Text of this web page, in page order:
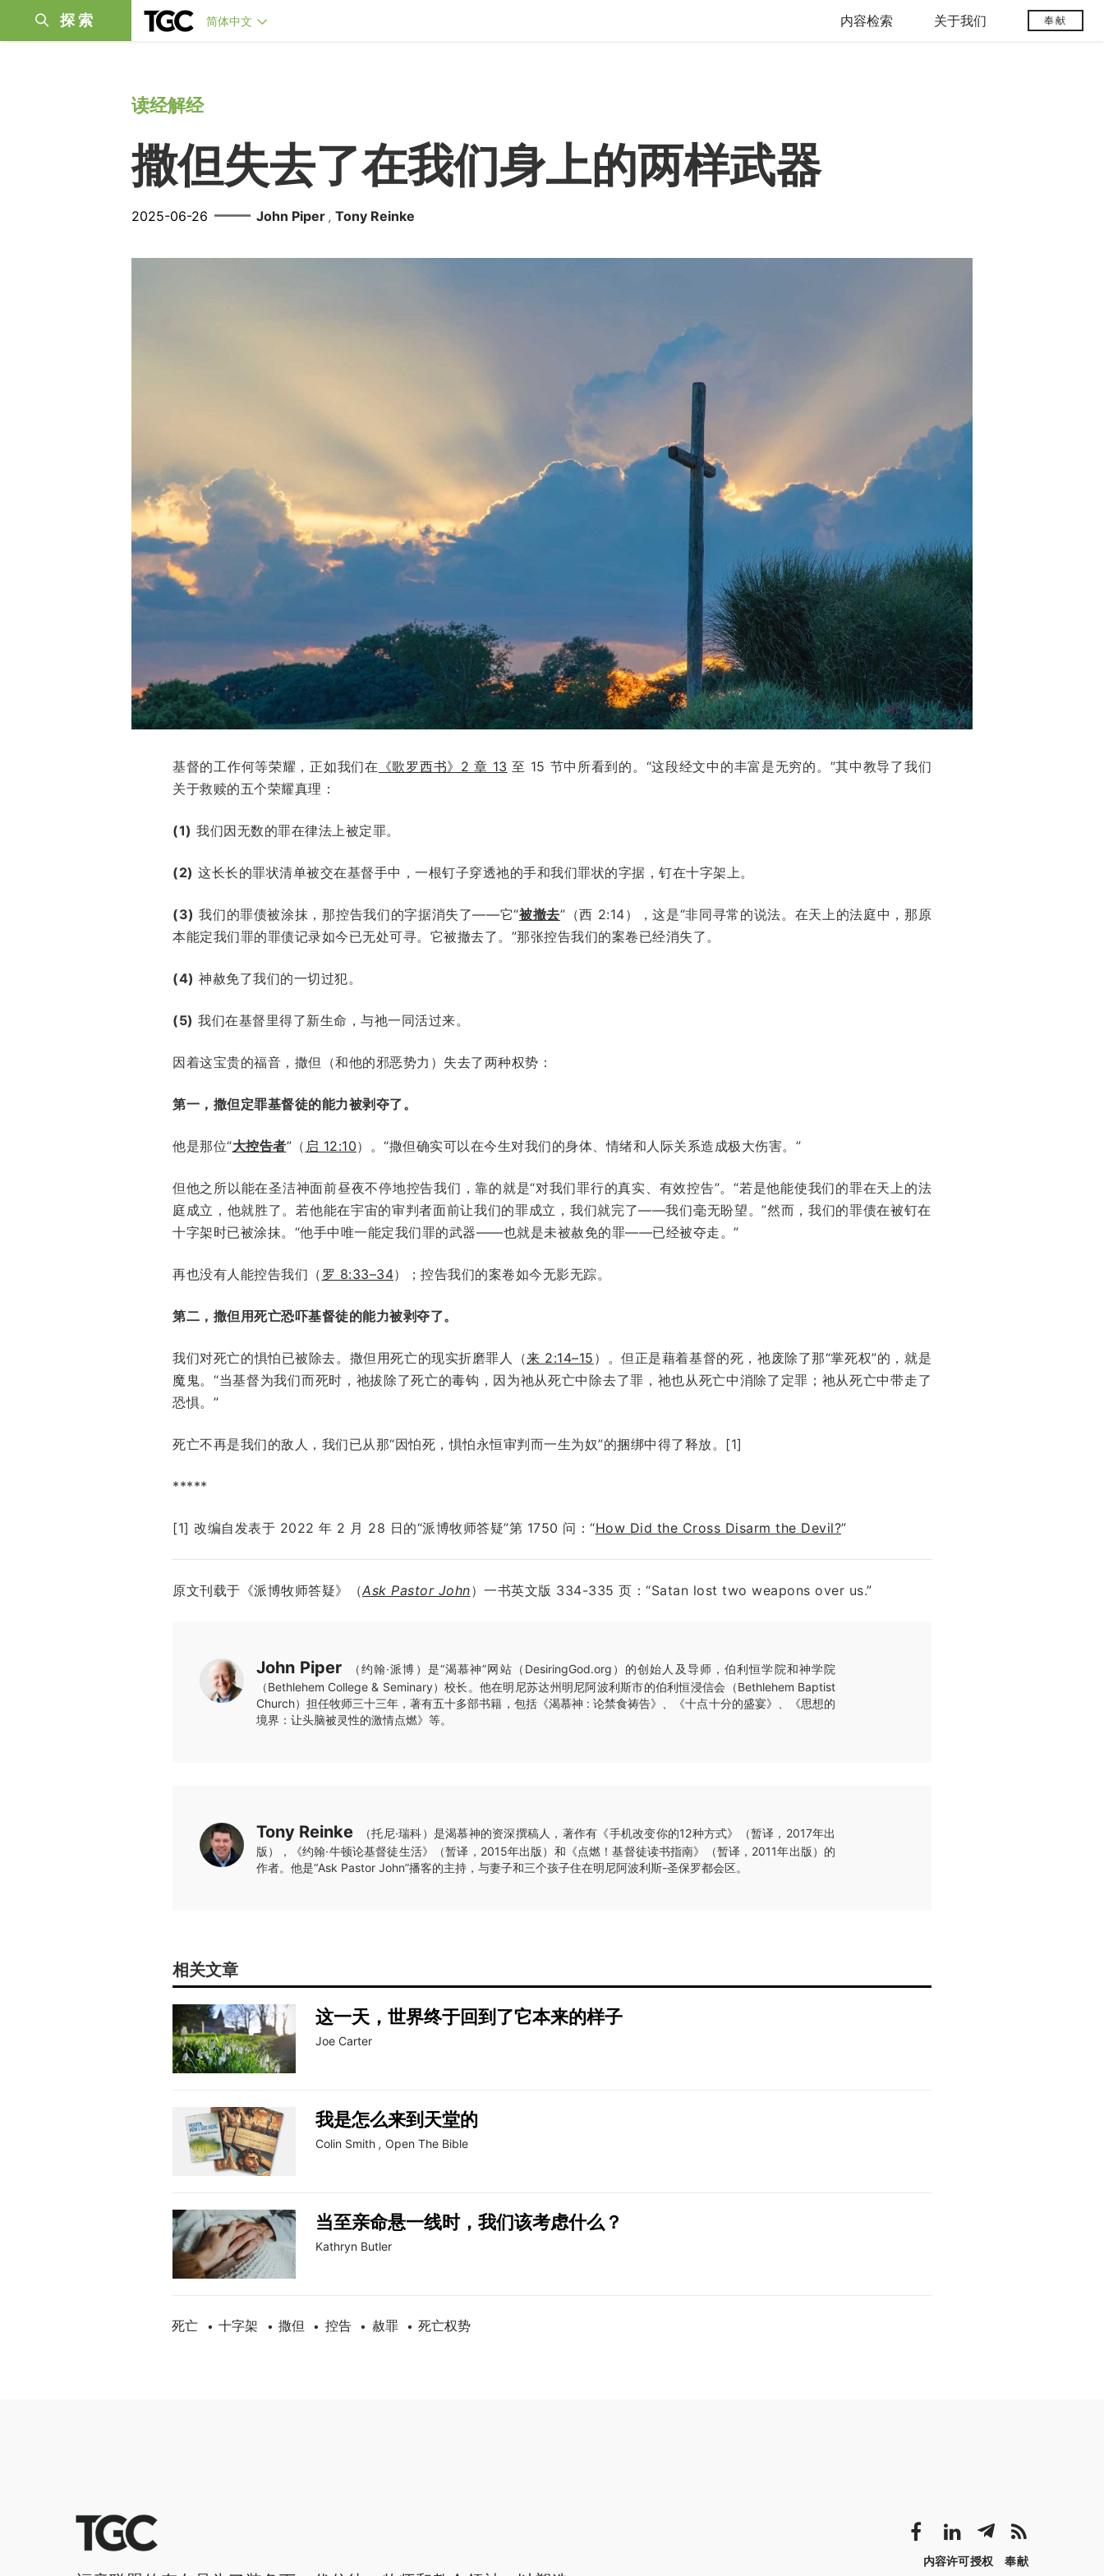
探索 简体中文 内容检索 关于我们 奉献
读经解经
撒但失去了在我们身上的两样武器
2025-06-26 —— John Piper , Tony Reinke
基督的工作何等荣耀，正如我们在 《歌罗西书》2 章 13 至 15 节中所看到的。“这段经文中的丰富是无穷的。”其中教导了我们
关于救赎的五个荣耀真理：
(1) 我们因无数的罪在律法上被定罪。
(2) 这长长的罪状清单被交在基督手中，一根钉子穿透祂的手和我们罪状的字据，钉在十字架上。
(3) 我们的罪债被涂抹，那控告我们的字据消失了——它“被撤去”（西 2:14），这是“非同寻常的说法。在天上的法庭中，那原
本能定我们罪的罪债记录如今已无处可寻。它被撤去了。”那张控告我们的案卷已经消失了。
(4) 神赦免了我们的一切过犯。
(5) 我们在基督里得了新生命，与祂一同活过来。
因着这宝贵的福音，撒但（和他的邪恶势力）失去了两种权势：
第一，撒但定罪基督徒的能力被剥夺了。
他是那位“大控告者”（ 启 12:10）。“撒但确实可以在今生对我们的身体、情绪和人际关系造成极大伤害。”
但他之所以能在圣洁神面前昼夜不停地控告我们，靠的就是“对我们罪行的真实、有效控告”。“若是他能使我们的罪在天上的法
庭成立，他就胜了。若他能在宇宙的审判者面前让我们的罪成立，我们就完了——我们毫无盼望。”然而，我们的罪债在被钉在
十字架时已被涂抹。“他手中唯一能定我们罪的武器——也就是未被赦免的罪——已经被夺走。”
再也没有人能控告我们（ 罗 8:33–34）；控告我们的案卷如今无影无踪。
第二，撒但用死亡恐吓基督徒的能力被剥夺了。
我们对死亡的惧怕已被除去。撒但用死亡的现实折磨罪人（来 2:14–15 ）。但正是藉着基督的死，祂废除了那“掌死权”的，就是
魔鬼。“当基督为我们而死时，祂拔除了死亡的毒钩，因为祂从死亡中除去了罪，祂也从死亡中消除了定罪；祂从死亡中带走了
恐惧。”
死亡不再是我们的敌人，我们已从那“因怕死，惧怕永恒审判而一生为奴”的捆绑中得了释放。[1]
*****
[1] 改编自发表于 2022 年 2 月 28 日的“派博牧师答疑”第 1750 问：“How Did the Cross Disarm the Devil?”
原文刊载于《派博牧师答疑》（Ask Pastor John）一书英文版 334-335 页：“Satan lost two weapons over us.”
John Piper
（约翰·派博）是“渴慕神”网站（DesiringGod.org）的创始人及导师，伯利恒学院和神学院
（Bethlehem College & Seminary）校长。他在明尼苏达州明尼阿波利斯市的伯利恒浸信会（Bethlehem Baptist
Church）担任牧师三十三年，著有五十多部书籍，包括《渴慕神 : 论禁食祷告》、《十点十分的盛宴》、《思想的
境界：让头脑被灵性的激情点燃》等。
Tony Reinke
（托尼·瑞科）是渴慕神的资深撰稿人，著作有《手机改变你的12种方式》（暂译，2017年出
版），《约翰·牛顿论基督徒生活》（暂译，2015年出版）和《点燃！基督徒读书指南》（暂译，2011年出版）的
作者。他是“Ask Pastor John”播客的主持，与妻子和三个孩子住在明尼阿波利斯-圣保罗都会区。
相关文章
这一天，世界终于回到了它本来的样子
Joe Carter
我是怎么来到天堂的
Colin Smith , Open The Bible
当至亲命悬一线时，我们该考虑什么？
Kathryn Butler
死亡 • 十字架 • 撒但 • 控告 • 赦罪 • 死亡权势
内容许可授权
奉献